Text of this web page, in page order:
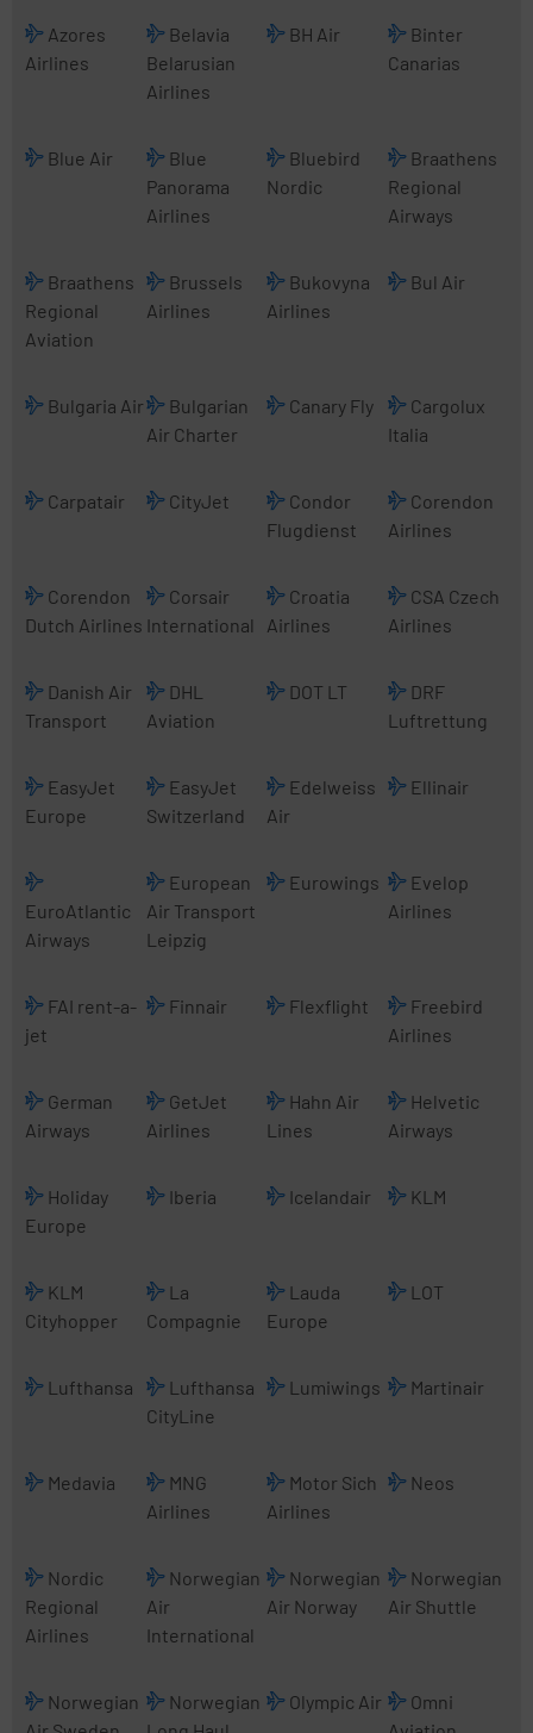
Azores
Airlines
Belavia
Belarusian
Airlines
BH Air
Binter
Canarias
Blue Air
Blue
Panorama
Airlines
Bluebird
Nordic
Braathens
Regional
Airways
Braathens
Regional
Aviation
Brussels
Airlines
Bukovyna
Airlines
Bul Air
Bulgaria Air
Bulgarian
Air Charter
Canary Fly
Cargolux
Italia
Carpatair CityJet
Condor
Flugdienst
Corendon
Airlines
Corendon
Dutch Airlines
Corsair
International
Croatia
Airlines
CSA Czech
Airlines
Danish Air
Transport
DHL
Aviation
DOT LT
DRF
Luftrettung
EasyJet
Europe
EasyJet
Switzerland
Edelweiss
Air
Ellinair
EuroAtlantic
Airways
European
Air Transport
Leipzig
Eurowings
Evelop
Airlines
FAI rent-a-
jet
Finnair Flexflight
Freebird
Airlines
German
Airways
GetJet
Airlines
Hahn Air
Lines
Helvetic
Airways
Holiday
Europe
Iberia Icelandair KLM
KLM
Cityhopper
La
Compagnie
Lauda
Europe
LOT
Lufthansa
Lufthansa
CityLine
Lumiwings Martinair
Medavia
MNG
Airlines
Motor Sich
Airlines
Neos
Nordic
Regional
Airlines
Norwegian
Air
International
Norwegian
Air Norway
Norwegian
Air Shuttle
Norwegian
Norwegian
Olympic Air
Omni